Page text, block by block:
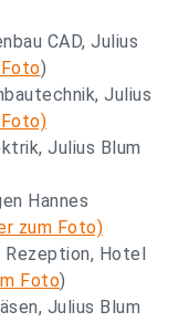
CAD, Julius
)
Julius
Julius Blum
Hannes
zum Foto)
Rezeption, Hotel
Foto)
Julius Blum